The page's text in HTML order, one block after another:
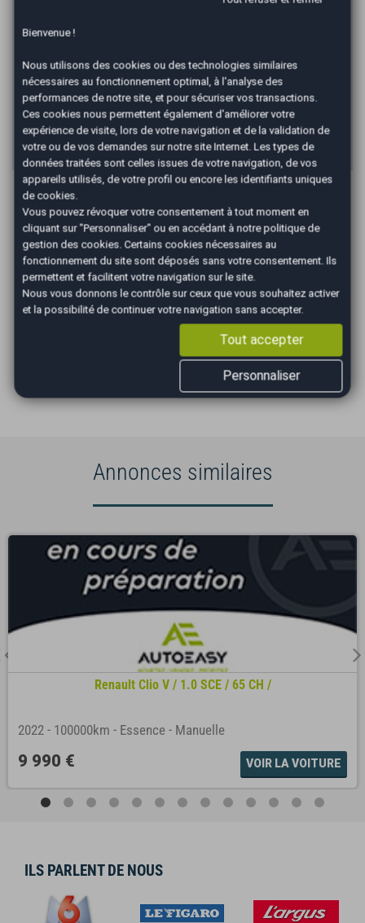
Mensualité :
*Un crédit vous engage et doit être remboursé. Vérifiez vos
capacités de remboursement avant de vous engager. Informations
données à titre indicatif et non contractuelles. Afin de respecter les
dispositions de l'article L331.-4 du code de la consommation.
Crédit sans assurance. Voir conditions en agence.
Les Avantages AutoEasy
Occasions
sélectionnées
Véhicule au
juste prix
Gestion
(cession, carte grise,
gage,...)
Annonces similaires
Renault Clio V / 1.0 SCE / 65 CH /
2022 - 100000km - Essence - Manuelle
9 990 € VOIR LA VOITURE
ILS PARLENT DE NOUS
Bienvenue !
Nous utilisons des cookies ou des technologies similaires
nécessaires au fonctionnement optimal, à l'analyse des
performances de notre site, et pour sécuriser vos transactions.
Ces cookies nous permettent également d'améliorer votre
expérience de visite, lors de votre navigation et de la validation de
votre ou de vos demandes sur notre site Internet. Les types de
données traitées sont celles issues de votre navigation, de vos
appareils utilisés, de votre profil ou encore les identifiants uniques
de cookies.
Vous pouvez révoquer votre consentement à tout moment en
cliquant sur "Personnaliser" ou en accédant à notre politique de
gestion des cookies. Certains cookies nécessaires au
fonctionnement du site sont déposés sans votre consentement. Ils
permettent et facilitent votre navigation sur le site.
Nous vous donnons le contrôle sur ceux que vous souhaitez activer
et la possibilité de continuer votre navigation sans accepter.
Tout accepter
Personnaliser